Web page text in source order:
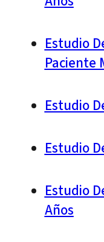
Estudio
Paciente
Estudio
Estudio
Estudio
Años